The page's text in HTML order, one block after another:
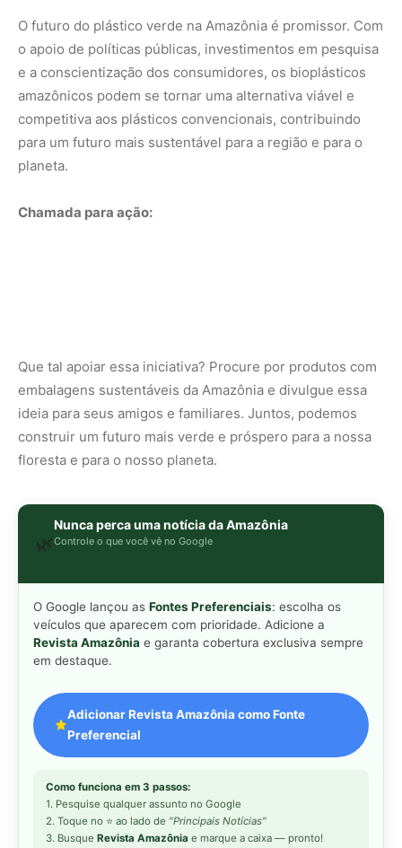
O futuro do plástico verde na Amazônia é promissor. Com
o apoio de políticas públicas, investimentos em pesquisa
e a conscientização dos consumidores, os bioplásticos
amazônicos podem se tornar uma alternativa viável e
competitiva aos plásticos convencionais, contribuindo
para um futuro mais sustentável para a região e para o
planeta.
Chamada para ação:
Que tal apoiar essa iniciativa? Procure por produtos com
embalagens sustentáveis da Amazônia e divulgue essa
ideia para seus amigos e familiares. Juntos, podemos
construir um futuro mais verde e próspero para a nossa
floresta e para o nosso planeta.
🌿
Nunca perca uma notícia da Amazônia
Controle o que você vê no Google
O Google lançou as Fontes Preferenciais: escolha os
veículos que aparecem com prioridade. Adicione a
Revista Amazônia e garanta cobertura exclusiva sempre
em destaque.
Adicionar Revista Amazônia como Fonte
Preferencial
Como funciona em 3 passos:
1. Pesquise qualquer assunto no Google
2. Toque no ⭐ ao lado de "Principais Notícias"
3. Busque Revista Amazônia e marque a caixa — pronto!